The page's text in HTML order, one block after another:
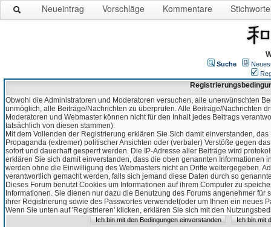
Neueintrag Vorschläge Kommentare Stichworte
Suche
Obwohl die Administratoren und Moderatoren versuchen, alle unerwünschten
unmöglich, alle Beiträge/Nachrichten zu überprüfen. Alle Beiträge/Nachrichten
Moderatoren und Webmaster können nicht für den Inhalt jedes Beitrags
tatsächlich von diesen stammen).
Mit dem Vollenden der Registrierung erklären Sie Sich damit einverstanden,
Propaganda (extremer) politischer Ansichten oder (verbaler) Verstöße gegen
sofort und dauerhaft gesperrt werden. Die IP-Adresse aller Beiträge wird
erklären Sie sich damit einverstanden, dass die oben genannten Informationen
werden ohne die Einwilligung des Webmasters nicht an Dritte weitergegeben.
verantwortlich gemacht werden, falls sich jemand diese Daten durch so
Dieses Forum benutzt Cookies um Informationen auf ihrem Computer zu
Informationen. Sie dienen nur dazu die Benutzung des Forums angenehmer
ihrer Registrierung sowie des Passwortes verwendet(oder um Ihnen ein neues
Wenn Sie unten auf 'Registrieren' klicken, erklären Sie sich mit den